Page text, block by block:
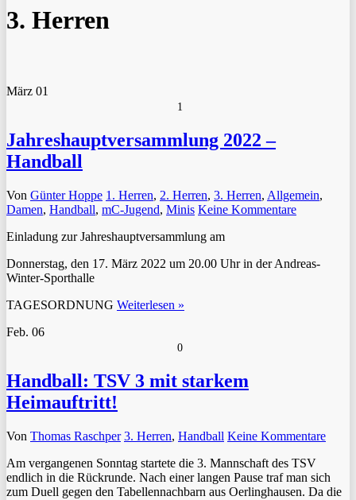
3. Herren
März 01
1
Jahreshauptversammlung 2022 –
Handball
Von Günter Hoppe 1. Herren, 2. Herren, 3. Herren, Allgemein,
Damen, Handball, mC-Jugend, Minis Keine Kommentare
Einladung zur Jahreshauptversammlung am
Donnerstag, den 17. März 2022 um 20.00 Uhr in der Andreas-
Winter-Sporthalle
TAGESORDNUNG Weiterlesen »
Feb. 06
0
Handball: TSV 3 mit starkem
Heimauftritt!
Von Thomas Raschper 3. Herren, Handball Keine Kommentare
Am vergangenen Sonntag startete die 3. Mannschaft des TSV
endlich in die Rückrunde. Nach einer langen Pause traf man sich
zum Duell gegen den Tabellennachbarn aus Oerlinghausen. Da die